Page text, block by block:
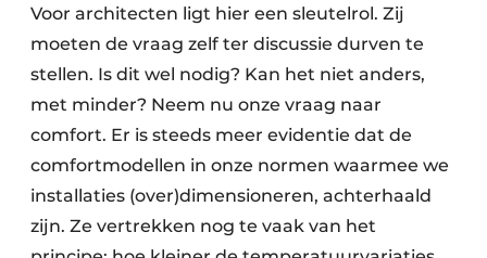
Voor architecten ligt hier een sleutelrol. Zij
moeten de vraag zelf ter discussie durven te
stellen. Is dit wel nodig? Kan het niet anders,
met minder? Neem nu onze vraag naar
comfort. Er is steeds meer evidentie dat de
comfortmodellen in onze normen waarmee we
installaties (over)dimensioneren, achterhaald
zijn. Ze vertrekken nog te vaak van het